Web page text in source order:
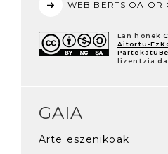
WEB BERTSIOA
Lan honek
Aitortu-
lizentzia
GAIA
Arte eszenikoak